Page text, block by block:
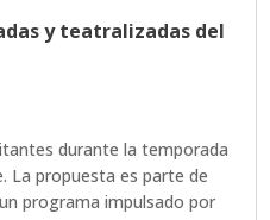
y teatralizadas del
durante la temporada
La propuesta es parte de
programa impulsado por